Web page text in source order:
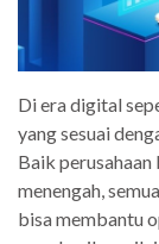
Di era digital
yang sesuai
Baik perusahaan
menengah,
bisa membantu